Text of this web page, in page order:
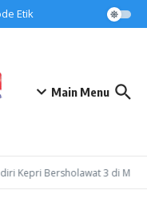
Etik
Main Menu
Kepri Bersholawat 3 di